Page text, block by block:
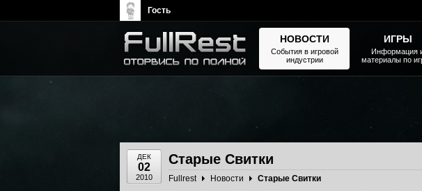
ДЕК
02
2010
Старые Свитки
Fullrest Новости Старые Свитки
НОВОСТИ
События в игровой
индустрии
ИГРЫ
Информация
материалы по
Гость